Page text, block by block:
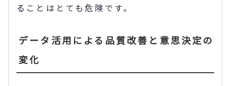
ることはとても危険です。
データ活用による品質改善と意思決定の
変化